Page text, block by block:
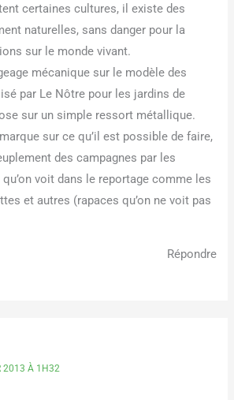
certaines cultures, il existe des
naturelles, sans danger pour la
sur le monde vivant.
mécanique sur le modèle des
par Le Nôtre pour les jardins de
sur un simple ressort métallique.
sur ce qu’il est possible de faire,
des campagnes par les
voit dans le reportage comme les
et autres (rapaces qu’on ne voit pas
Répondre
2013 À 1H32